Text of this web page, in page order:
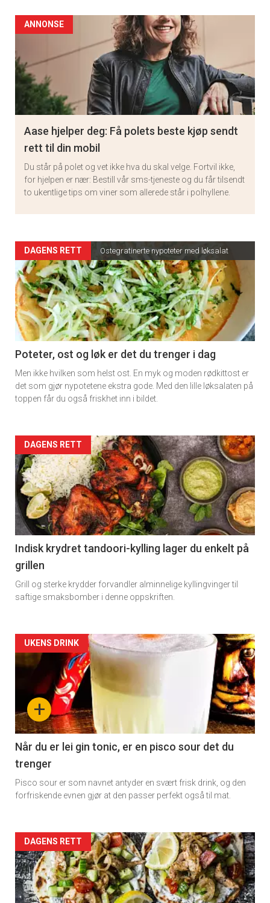
ANNONSE
Aase hjelper deg: Få polets beste kjøp sendt
rett til din mobil
Du står på polet og vet ikke hva du skal velge. Fortvil ikke,
for hjelpen er nær: Bestill vår sms-tjeneste og du får tilsendt
to ukentlige tips om viner som allerede står i polhyllene.
Artikler
detail
-
section
11
DAGENS RETT Ostegratinerte nypoteter med løksalat
Poteter, ost og løk er det du trenger i dag
Men ikke hvilken som helst ost. En myk og moden rødkittost er
det som gjør nypotetene ekstra gode. Med den lille løksalaten på
toppen får du også friskhet inn i bildet.
Artikler
detail
-
section
11
Dagens
rett
DAGENS RETT
Indisk krydret tandoori-kylling lager du enkelt på
grillen
Grill og sterke krydder forvandler alminnelige kyllingvinger til
saftige smaksbomber i denne oppskriften.
Artikler
detail
section
11
Dagens
rett
+
UKENS DRINK
Når du er lei gin tonic, er en pisco sour det du
trenger
Pisco sour er som navnet antyder en svært frisk drink, og den
forfriskende evnen gjør at den passer perfekt også til mat.
Artikler
detail
-
DAGENS RETT